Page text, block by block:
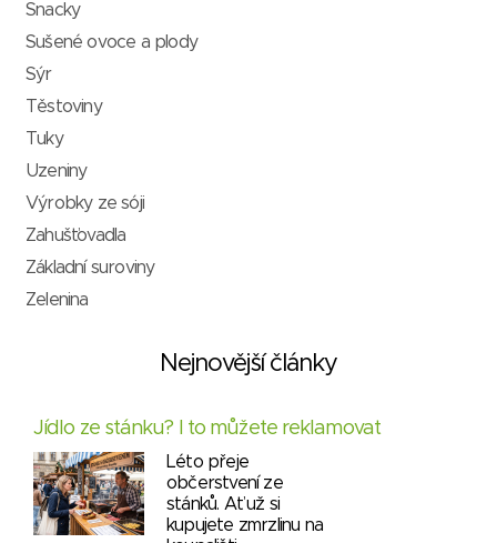
Snacky
Sušené ovoce a plody
Sýr
Těstoviny
Tuky
Uzeniny
Výrobky ze sóji
Zahušťovadla
Základní suroviny
Zelenina
Nejnovější články
Jídlo ze stánku? I to můžete reklamovat
Léto přeje
občerstvení ze
stánků. Ať už si
kupujete zmrzlinu na